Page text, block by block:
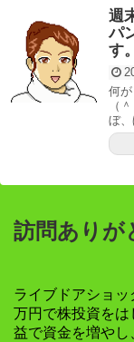
週
パ
す。
何
（
ぼ、
訪問ありが
ライブドアショ
万円で株投資をは
益で資金を増やし